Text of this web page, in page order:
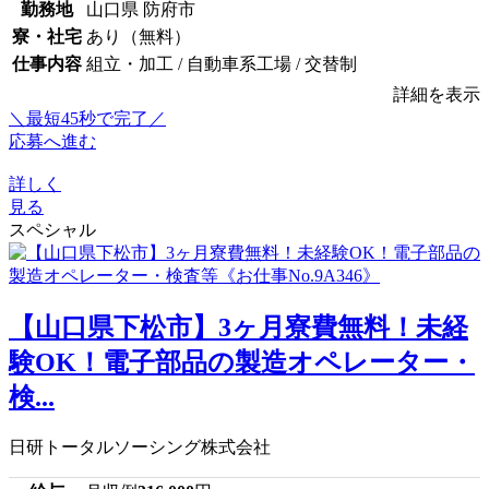
勤務地
山口県 防府市
寮・社宅 あり（無料）
仕事内容 組立・加工 / 自動車系工場 / 交替制
詳細を表示
＼最短45秒で完了／
応募へ進む
詳しく
見る
スペシャル
【山口県下松市】3ヶ月寮費無料！未経
験OK！電子部品の製造オペレーター・
検...
日研トータルソーシング株式会社